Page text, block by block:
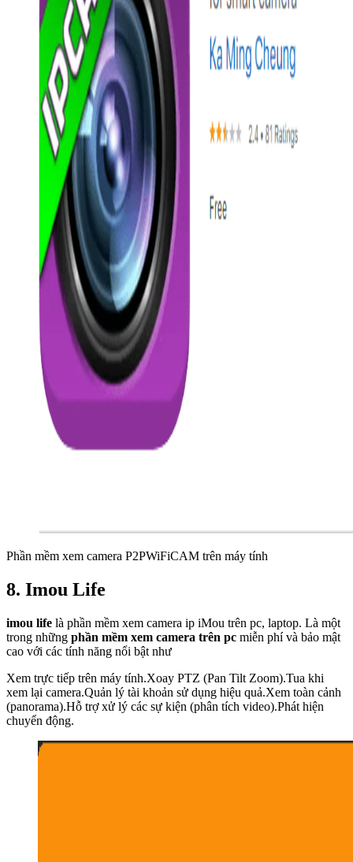
Phần mềm xem camera P2PWiFiCAM trên máy tính
8. Imou Life
imou life là phần mềm xem camera ip iMou trên pc, laptop. Là một
trong những phần mềm xem camera trên pc miễn phí và bảo mật
cao với các tính năng nổi bật như
Xem trực tiếp trên máy tính.Xoay PTZ (Pan Tilt Zoom).Tua khi
xem lại camera.Quản lý tài khoản sử dụng hiệu quả.Xem toàn cảnh
(panorama).Hỗ trợ xử lý các sự kiện (phân tích video).Phát hiện
chuyển động.